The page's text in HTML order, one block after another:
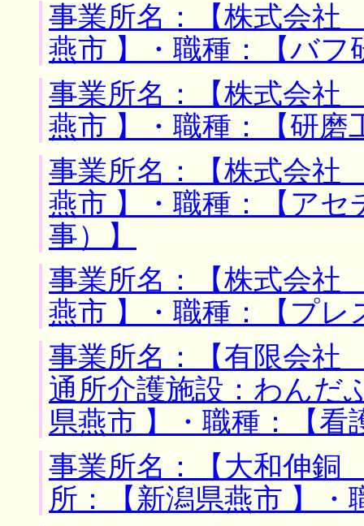
事業所名：【株式会社
燕市 】・職種：【バフ
事業所名：【株式会社
燕市 】・職種：【研磨
事業所名：【株式会社
燕市 】・職種：【ア
事）】
事業所名：【株式会社
燕市 】・職種：【プレ
事業所名：【有限会
通所介護施設：わんだ
県燕市 】・職種：【看
事業所名：【大和伸
所：【新潟県燕市 】